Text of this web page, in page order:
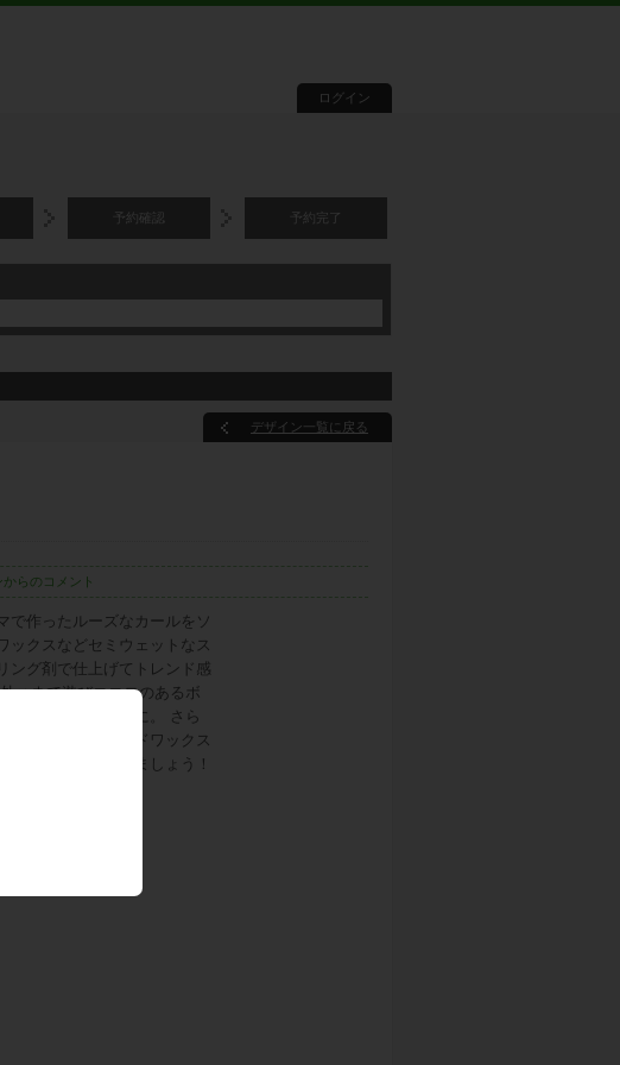
ログイン
予約確認 予約完了
デザイン一覧に戻る
からのコメント
で作ったルーズなカールをソ
ックスなどセミウェットなス
ング剤で仕上げてトレンド感
ハネで遊びココロのあるボ
ライクな仕上がりに。 さら
が欲しい時はハードワックス
い束感をプラスしましょう！